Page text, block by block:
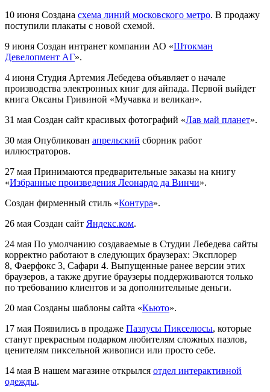
10 июня Создана схема линий московского метро. В продажу
поступили плакаты с новой схемой.
9 июня Создан интранет компании АО «Штокман
Девелопмент АГ».
4 июня Студия Артемия Лебедева объявляет о начале
производства электронных книг для айпада. Первой выйдет
книга Оксаны Гривиной «Мучавка и великан».
31 мая Создан сайт красивых фотографий «Лав май планет».
30 мая Опубликован апрельский сборник работ
иллюстраторов.
27 мая Принимаются предварительные заказы на книгу
«Избранные произведения Леонардо да Винчи».
Создан фирменный стиль «Контура».
26 мая Создан сайт Яндекс.ком.
24 мая По умолчанию создаваемые в Студии Лебедева сайты
корректно работают в следующих браузерах: Эксплорер
8, Фаерфокс 3, Сафари 4. Выпущенные ранее версии этих
браузеров, а также другие браузеры поддерживаются только
по требованию клиентов и за дополнительные деньги.
20 мая Созданы шаблоны сайта «Кьюто».
17 мая Появились в продаже Пазлусы Пикселюсы, которые
станут прекрасным подарком любителям сложных пазлов,
ценителям пиксельной живописи или просто себе.
14 мая В нашем магазине открылся отдел интерактивной
одежды.